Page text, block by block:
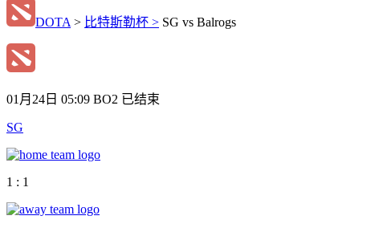
DOTA > 比特斯勒杯 > SG vs Balrogs
01月24日 05:09 BO2 已结束
SG
1 : 1